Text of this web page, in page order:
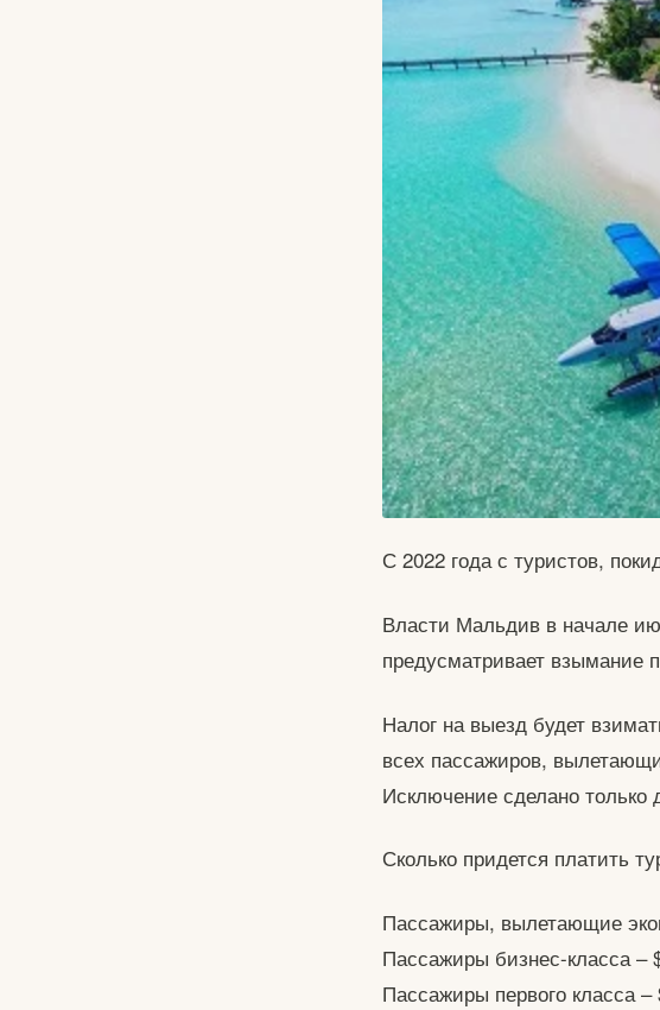
С 2022 года с туристов,
Власти Мальдив в начале
предусматривает взымание
Налог на выезд будет
всех пассажиров,
Исключение сделано только
Сколько придется платить
Пассажиры, вылетающие
Пассажиры бизнес-класса –
Пассажиры первого класса –